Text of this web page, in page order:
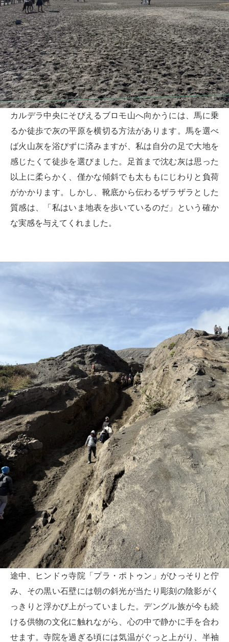
カルデラ中央にそびえるブロモ山へ向かうには、馬に乗
るか徒歩で灰の平原を横切る方法があります。馬を選べ
ば火山灰を浴びずに済みますが、私は自分の足で大地を
感じたくて徒歩を選びました。足首まで沈む灰は思った
以上に柔らかく、僅かな傾斜でも太ももにじわりと負荷
がかかります。しかし、靴底から伝わるザラザラとした
質感は、「私はいま地表を歩いているのだ」という確か
な実感を与えてくれました。
途中、ヒンドゥ寺院「プラ・ポトゥン」がひっそりと佇
み、その黒い石壁には朝の斜光が当たり彫刻の陰影がく
っきりと浮かび上がっていました。デングル族が今も続
ける供物の文化に触れながら、心の中で静かに手を合わ
せます。寺院を過ぎる頃には気温がぐっと上がり、半袖